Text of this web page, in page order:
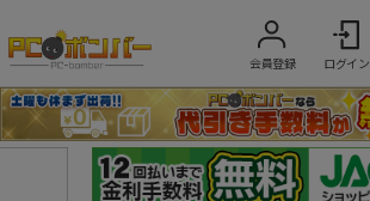
会員登録 ログイン